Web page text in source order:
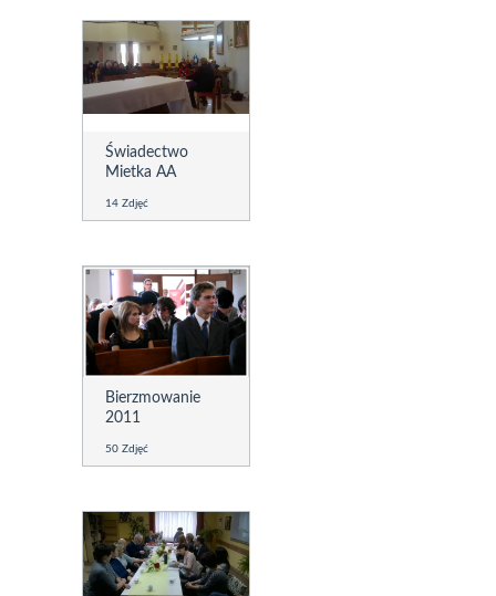
Świadectwo
Mietka AA
14 Zdjęć
Bierzmowanie
2011
50 Zdjęć